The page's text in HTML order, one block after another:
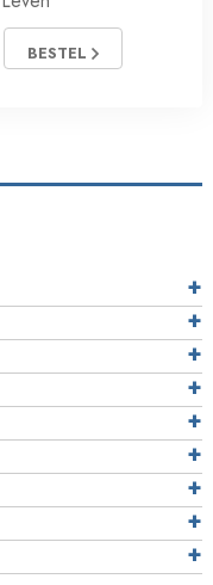
BESTEL